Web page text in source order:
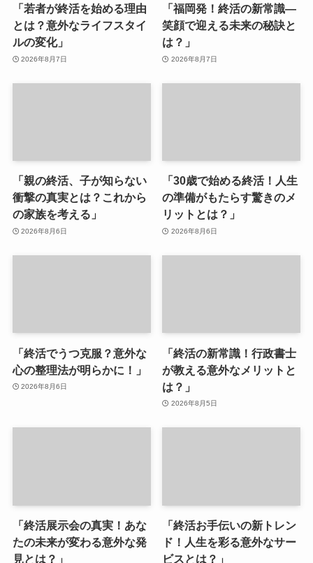
「若者が終活を始める理由
とは？意外なライフスタイ
ルの変化」
2026年8月7日
「福岡発！終活の新常識—
笑顔で迎える未来の秘訣と
は？」
2026年8月7日
「親の終活、子が知らない
衝撃の真実とは？これから
の家族を考える」
2026年8月6日
「30歳で始める終活！人生
の準備がもたらす驚きのメ
リットとは？」
2026年8月6日
「終活でうつ克服？意外な
心の整理法が明らかに！」
2026年8月6日
「終活の新常識！行政書士
が教える意外なメリットと
は？」
2026年8月5日
「終活展示会の真実！あな
たの未来が変わる意外な発
見とは？」
「終活お手伝いの新トレン
ド！人生を彩る意外なサー
ビスとは？」